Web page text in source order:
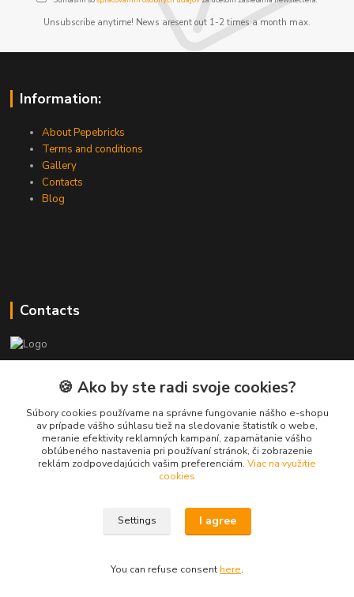
Unsubscribe anytime! News aresent out 1-2 times a month max.
Information:
About Pepebricks
Terms and conditions
Gallery
Contacts
Blog
Contacts
+421 915 709 534
(Mo-Fri, 9-17 hod.) or Whatsap 24/7
skifi.space@gmail.com
🍪 Ako by ste radi svoje cookies?
Súbory cookies používame na správne fungovanie nášho e-shopu
av prípade vášho súhlasu tiež na sledovanie štatistík o webe,
meranie efektivity reklamných kampaní, zapamätanie vášho
obľúbeného nastavenia pri používaní stránok, či zobrazenie
reklám zodpovedajúcich vašim preferenciám. Viac na využitie
cookies
Settings I agree
You can refuse consent here.